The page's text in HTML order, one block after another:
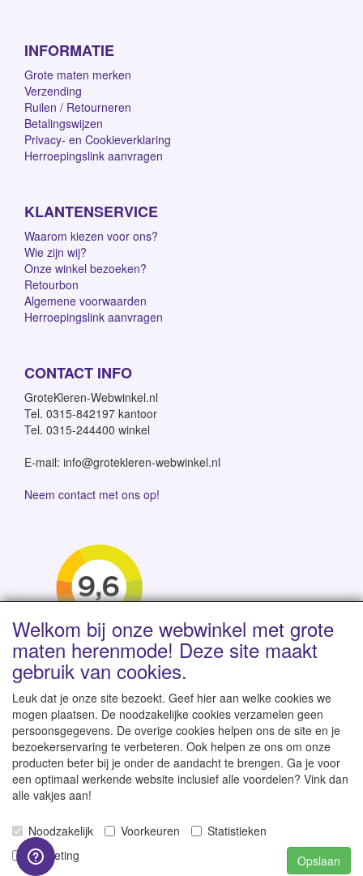
INFORMATIE
Grote maten merken
Verzending
Ruilen / Retourneren
Betalingswijzen
Privacy- en Cookieverklaring
Herroepingslink aanvragen
KLANTENSERVICE
Waarom kiezen voor ons?
Wie zijn wij?
Onze winkel bezoeken?
Retourbon
Algemene voorwaarden
Herroepingslink aanvragen
CONTACT INFO
GroteKleren-Webwinkel.nl
Tel. 0315-842197 kantoor
Tel. 0315-244400 winkel
E-mail: info@grotekleren-webwinkel.nl
Neem contact met ons op!
Levertijd 1-2 werkdagen | Vanaf € 95 gratis verzending
binnen NL | Direct leverbaar uit eigen voorraad
© 2007-2026
Alle rechten
voorbehouden - Prijzen zijn inclusief 21% BTW
Welkom bij onze webwinkel met grote
maten herenmode! Deze site maakt
gebruik van cookies.
Leuk dat je onze site bezoekt. Geef hier aan welke cookies we
mogen plaatsen. De noodzakelijke cookies verzamelen geen
persoonsgegevens. De overige cookies helpen ons de site en je
bezoekerservaring te verbeteren. Ook helpen ze ons om onze
producten beter bij je onder de aandacht te brengen. Ga je voor
een optimaal werkende website inclusief alle voordelen? Vink dan
alle vakjes aan!
Noodzakelijk Voorkeuren
Statistieken
Marketing
Opslaan